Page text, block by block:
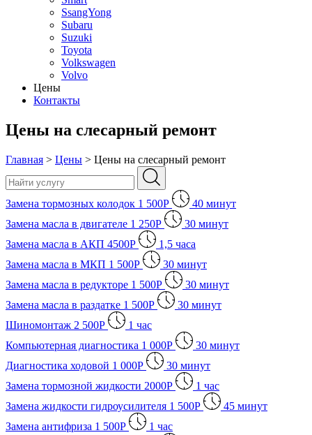
SsangYong
Subaru
Suzuki
Toyota
Volkswagen
Volvo
Цены
Контакты
Цены на слесарный ремонт
Главная > Цены > Цены на слесарный ремонт
Замена тормозных колодок 1 500Р 40 минут
Замена масла в двигателе 1 250Р 30 минут
Замена масла в АКП 4500Р 1,5 часа
Замена масла в МКП 1 500Р 30 минут
Замена масла в редукторе 1 500Р 30 минут
Замена масла в раздатке 1 500Р 30 минут
Шиномонтаж 2 500Р 1 час
Компьютерная диагностика 1 000Р 30 минут
Диагностика ходовой 1 000Р 30 минут
Замена тормозной жидкости 2000Р 1 час
Замена жидкости гидроусилителя 1 500Р 45 минут
Замена антифриза 1 500Р 1 час